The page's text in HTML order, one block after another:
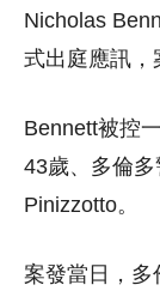
Nicholas
式出庭應訊，
Bennett被控
43歲、多倫
Pinizzotto。
案發當日，多